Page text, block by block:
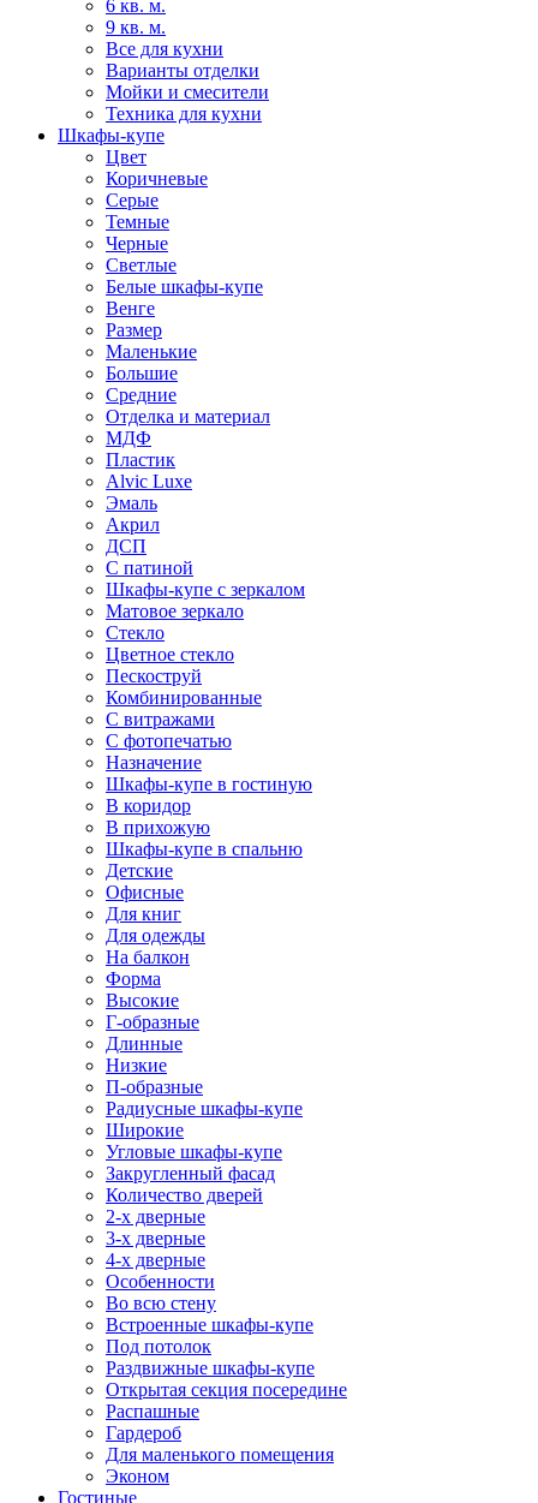
6 кв. м.
9 кв. м.
Все для кухни
Варианты отделки
Мойки и смесители
Техника для кухни
Шкафы-купе
Цвет
Коричневые
Серые
Темные
Черные
Светлые
Белые шкафы-купе
Венге
Размер
Маленькие
Большие
Средние
Отделка и материал
МДФ
Пластик
Alvic Luxe
Эмаль
Акрил
ДСП
С патиной
Шкафы-купе с зеркалом
Матовое зеркало
Стекло
Цветное стекло
Пескоструй
Комбинированные
С витражами
С фотопечатью
Назначение
Шкафы-купе в гостиную
В коридор
В прихожую
Шкафы-купе в спальню
Детские
Офисные
Для книг
Для одежды
На балкон
Форма
Высокие
Г-образные
Длинные
Низкие
П-образные
Радиусные шкафы-купе
Широкие
Угловые шкафы-купе
Закругленный фасад
Количество дверей
2-х дверные
3-х дверные
4-х дверные
Особенности
Во всю стену
Встроенные шкафы-купе
Под потолок
Раздвижные шкафы-купе
Открытая секция посередине
Распашные
Гардероб
Для маленького помещения
Эконом
Гостиные